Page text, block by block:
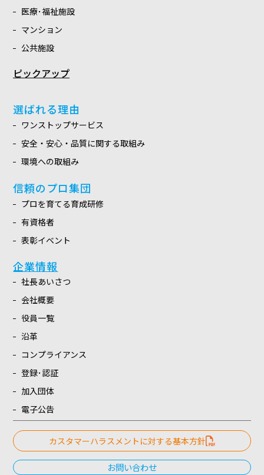
お問い合わせ
医療･福祉施設
マンション
公共施設
ピックアップ
選ばれる理由
ワンストップサービス
安全・安心・品質に関する取組み
環境への取組み
信頼のプロ集団
プロを育てる育成研修
有資格者
表彰イベント
企業情報
社長あいさつ
会社概要
役員一覧
沿革
コンプライアンス
登録･認証
加入団体
電子公告
カスタマーハラスメントに対する基本方針